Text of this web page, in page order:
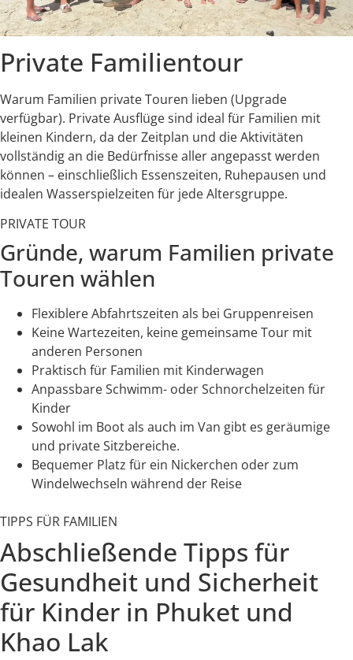
Private Familientour
Warum Familien private Touren lieben (Upgrade
verfügbar). Private Ausflüge sind ideal für Familien mit
kleinen Kindern, da der Zeitplan und die Aktivitäten
vollständig an die Bedürfnisse aller angepasst werden
können – einschließlich Essenszeiten, Ruhepausen und
idealen Wasserspielzeiten für jede Altersgruppe.
PRIVATE TOUR
Gründe, warum Familien private
Touren wählen
Flexiblere Abfahrtszeiten als bei Gruppenreisen
Keine Wartezeiten, keine gemeinsame Tour mit
anderen Personen
Praktisch für Familien mit Kinderwagen
Anpassbare Schwimm- oder Schnorchelzeiten für
Kinder
Sowohl im Boot als auch im Van gibt es geräumige
und private Sitzbereiche.
Bequemer Platz für ein Nickerchen oder zum
Windelwechseln während der Reise
TIPPS FÜR FAMILIEN
Abschließende Tipps für
Gesundheit und Sicherheit
für Kinder in Phuket und
Khao Lak